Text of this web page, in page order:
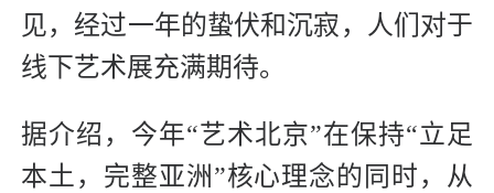
见，经过一年的蛰伏和沉寂，人们对于
线下艺术展充满期待。
据介绍，今年“艺术北京”在保持“立足
本土，完整亚洲”核心理念的同时，从